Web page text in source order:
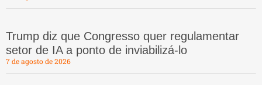
Trump diz que Congresso quer regulamentar
setor de IA a ponto de inviabilizá-lo
7 de agosto de 2026